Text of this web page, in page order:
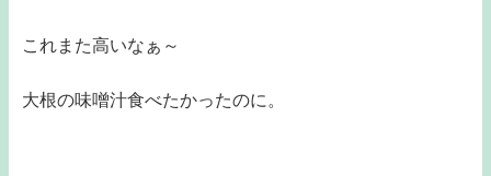
これまた高いなぁ～
大根の味噌汁食べたかったのに。